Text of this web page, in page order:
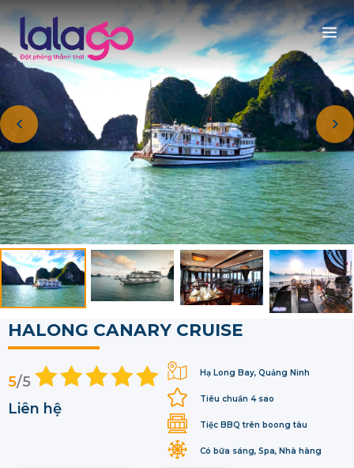
HALONG CANARY CRUISE
Hạ Long Bay, Quảng Ninh
Tiêu chuẩn 4 sao
Tiệc BBQ trên boong tàu
Có bữa sáng, Spa, Nhà hàng
5/5
Liên hệ